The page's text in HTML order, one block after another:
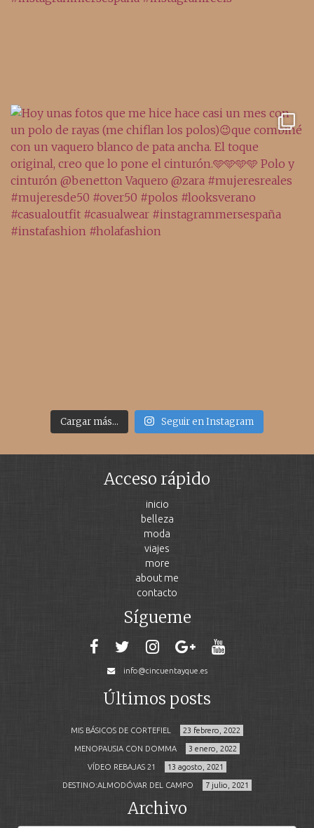
Cargar más... Seguir en Instagram
Acceso rápido
inicio
belleza
moda
viajes
more
about me
contacto
Sígueme
info@cincuentayque.es
Últimos posts
MIS BÁSICOS DE CORTEFIEL 23 febrero, 2022
MENOPAUSIA CON DOMMA 3 enero, 2022
VÍDEO REBAJAS 21 13 agosto, 2021
DESTINO:ALMODÓVAR DEL CAMPO 7 julio, 2021
Archivo